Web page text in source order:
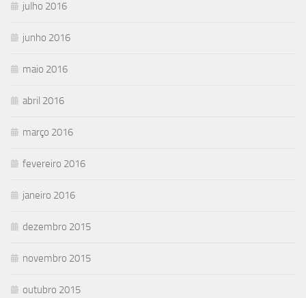
julho 2016
junho 2016
maio 2016
abril 2016
março 2016
fevereiro 2016
janeiro 2016
dezembro 2015
novembro 2015
outubro 2015